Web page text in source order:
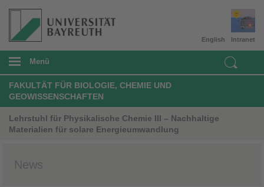
Intranet
English
Menü
FAKULTÄT FÜR BIOLOGIE, CHEMIE UND
GEOWISSENSCHAFTEN
Lehrstuhl für Physikalische Chemie III – Nachhaltige
Materialien für solare Energieumwandlung
News